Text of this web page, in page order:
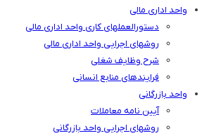
واحد اداری مالی
دستورالعملهای کاری واحد اداری مالی
روشهای اجرایی واحد اداری مالی
شرح وظایف شغلی
فرایندهای منابع انسانی
واحد بازرگانی
آیین نامه معاملات
روشهای اجرایی واحد بازرگانی